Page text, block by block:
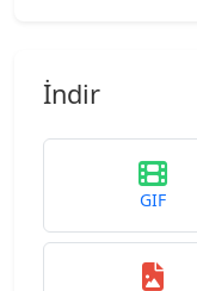
İndir
GIF